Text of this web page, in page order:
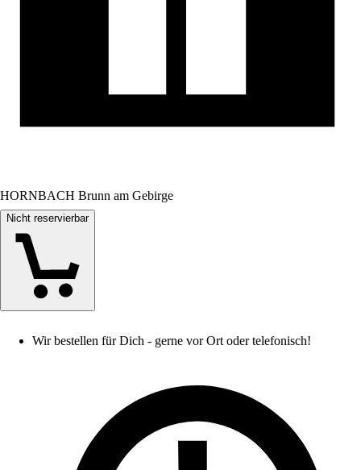
HORNBACH Brunn am Gebirge
Nicht reservierbar
Wir bestellen für Dich - gerne vor Ort oder telefonisch!